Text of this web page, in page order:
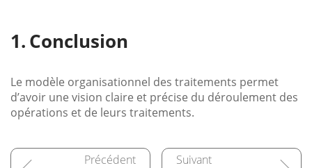
Conclusion
Le modèle organisationnel des traitements permet
d’avoir une vision claire et précise du déroulement des
opérations et de leurs traitements.